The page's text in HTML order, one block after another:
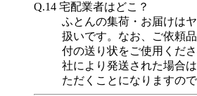
Q.14 宅配業者はどこ？
ふとんの集荷・お届けは
扱いです。なお、ご依頼
付の送り状をご使用くだ
社により発送された場合
ただくことになりますの